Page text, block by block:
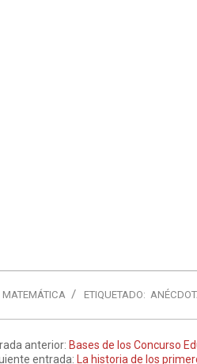
MATEMÁTICA ETIQUETADO:
anterior: Bases de los Concurso
entrada: La historia de los